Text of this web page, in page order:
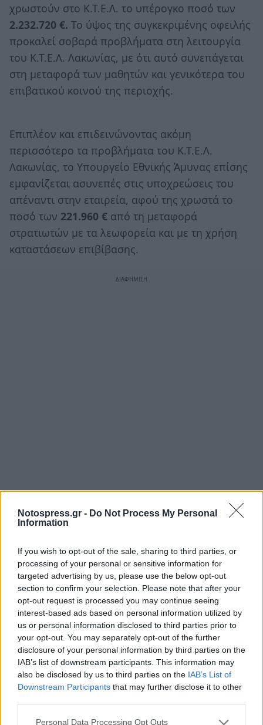
Notospress.gr - Do Not Process My Personal
Information
If you wish to opt-out of the sale, sharing to third parties, or
processing of your personal or sensitive information for
targeted advertising by us, please use the below opt-out
section to confirm your selection. Please note that after your
opt-out request is processed you may continue seeing
interest-based ads based on personal information utilized by
us or personal information disclosed to third parties prior to
your opt-out. You may separately opt-out of the further
disclosure of your personal information by third parties on the
IAB’s list of downstream participants. This information may
also be disclosed by us to third parties on the IAB’s List of
Downstream Participants that may further disclose it to other
Personal Data Processing Opt Outs
χρωστούν στο Κ.Τ.Ε.Λ. το υπέρογκο ποσό των
2.232.720 €. Το ύψος της συγκεκριμένης οφειλής
προκαλεί σοβαρά προβλήματα στη λειτουργία
του Κ.Τ.Ε.Λ. Λακωνίας, με ότι αυτό συνεπάγεται
στη μεταφορά των μαθητών και γενικότερα του
επιβατικού κοινού της περιοχής.
Επιπλέον και επιδεινώνοντας ακόμη
περισσότερο τα προβλήματα του Κ.Τ.Ε.Λ.
Λακωνίας, το Υπουργείο Εθνικής Άμυνας επίσης
εμφανίζεται ασυνεπές στις υποχρεώσεις του
απέναντι στην εταιρεία, αφού της χρωστά το
ποσό των 221.960 € από τη μεταφορά
στρατιωτών με τα λεωφορεία και με τη χρήση
καταστάσεων επιβίβασης.
Ο Βουλευτής Νομού Λακωνίας, κ.Γρηγόρης